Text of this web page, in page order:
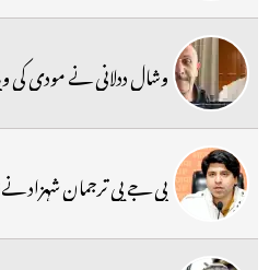
وشال ددلانی نے مودی کی
بی جے پی ترجمان شہزاد